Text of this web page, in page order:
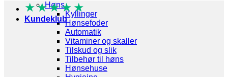
Høns
Kyllinger
Hønsefoder
Automatik
Vitaminer og skaller
Tilskud og slik
Tilbehør til høns
Hønsehuse
★★★★ ★
Kundeklub